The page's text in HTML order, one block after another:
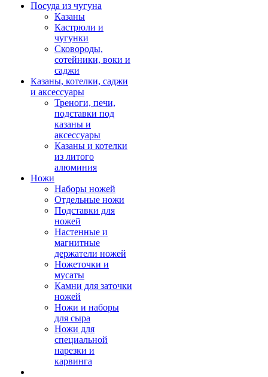
Посуда из чугуна
Казаны
Кастрюли и
чугунки
Сковороды,
сотейники, воки и
саджи
Казаны, котелки, саджи
и аксессуары
Треноги, печи,
подставки под
казаны и
аксессуары
Казаны и котелки
из литого
алюминия
Ножи
Наборы ножей
Отдельные ножи
Подставки для
ножей
Настенные и
магнитные
держатели ножей
Ножеточки и
мусаты
Камни для заточки
ножей
Ножи и наборы
для сыра
Ножи для
специальной
нарезки и
карвинга